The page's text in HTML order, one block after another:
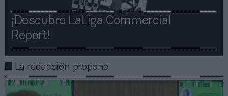
¡Descubre LaLiga Commercial
Report!​​
La redacción propone